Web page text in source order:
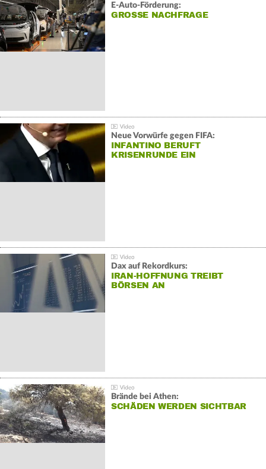
E-Auto-Förderung:
GROSSE NACHFRAGE
Neue Vorwürfe gegen FIFA:
INFANTINO BERUFT
KRISENRUNDE EIN
Dax auf Rekordkurs:
IRAN-HOFFNUNG TREIBT
BÖRSEN AN
Brände bei Athen:
SCHÄDEN WERDEN SICHTBAR